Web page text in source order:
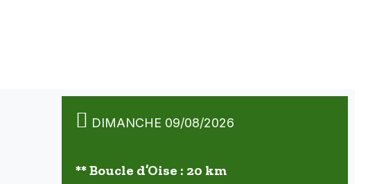
DIMANCHE 09/08/2026
** Boucle d’Oise : 20 km